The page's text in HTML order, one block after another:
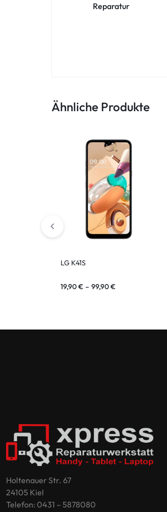
Reparatur
Ähnliche Produkte
LG K41S
19,90€ – 99,90€
Holtenauer Str. 67
24105 Kiel
Telefon: 0431 – 5878080